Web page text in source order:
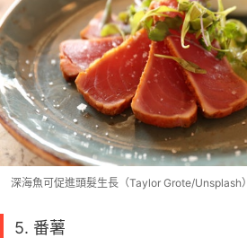
深海魚可促進頭髮生長（Taylor Grote/Unsplash）
5. 番薯